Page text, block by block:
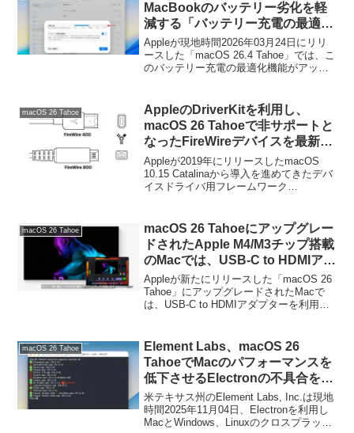
MacBookのバッテリー劣化を軽
減する「バッテリー充電の最適
化」機能でバッテリー残量の上限
を80%~100%の間で調整できるよ
うに。
Appleが現地時間2026年03月24日にリリ
ースした「macOS 26.4 Tahoe」では、こ
のバッテリー充電の最適化機能がアップ
す。
macOS 26 Tahoe
AppleのDriverKitを利用し、
macOS 26 Tahoeで非サポートと
なったFireWireデバイスを最新の
Macでも使えるようにするオープ
ンソースプロジェクト
「ASFireWire」が公開。
Appleが2019年にリリースしたmacOS
10.15 Catalinaから導入を進めてきたデバ
イスドライバ用フレームワーク
スを動作させるオープンソースプロジェ
クト「ASFireWire」が公開されていま
す。
macOS 26 Tahoe
macOS 26 Tahoeにアップグレー
ドされたApple M4/M3チップ搭載
のMacでは、USB-C to HDMIアダ
プターを利用しHDMI 2.1対応ディ
スプレイで4K60Hz以上の映像出
力が利用可能に。
Appleが新たにリリースした「macOS 26
Tahoe」にアップグレードされたMacで
は、USB-C to HDMIアダプターを利用し
over USB-C to HDMI Adapters)が可能に
なったそうです。
macOS 26 Tahoe
Element Labs、macOS 26
TahoeでMacのパフォーマンスを
低下させるElectronの不具合を修
正したローカルLLMクライアント
「LM Studio v0.3.31」をリリー
ス。
米テキサス州のElement Labs, Inc.は現地
時間2025年11月04日、Electronを利用し
MacとWindows、Linuxのクロスプラット